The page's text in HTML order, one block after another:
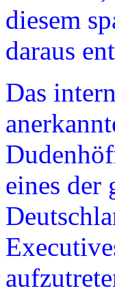
diesem
daraus
Das
eines der